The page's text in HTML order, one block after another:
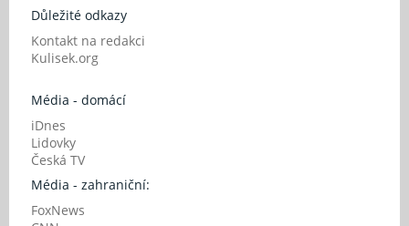
Důležité odkazy
Kontakt na redakci
Kulisek.org
Média - domácí
iDnes
Lidovky
Česká TV
Média - zahraniční:
FoxNews